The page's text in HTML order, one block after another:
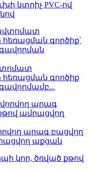
կտրիչ PVC-ով
գործիք
արագ բացվող
աքցան